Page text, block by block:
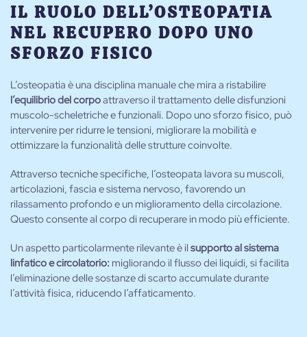
IL RUOLO DELL’OSTEOPATIA
NEL RECUPERO DOPO UNO
SFORZO FISICO
L’osteopatia è una disciplina manuale che mira a ristabilire
l’equilibrio del corpoattraverso il trattamento delle disfunzioni
muscolo-scheletriche e funzionali. Dopo uno sforzo fisico, può
intervenire per ridurre le tensioni, migliorare la mobilità e
ottimizzare la funzionalità delle strutture coinvolte.
Attraverso tecniche specifiche, l’osteopata lavora su muscoli,
articolazioni, fascia e sistema nervoso, favorendo un
rilassamento profondo e un miglioramento della circolazione.
Questo consente al corpo di recuperare in modo più efficiente.
Un aspetto particolarmente rilevante è il supporto al sistema
linfatico e circolatorio: migliorando il flusso dei liquidi, si facilita
l’eliminazione delle sostanze di scarto accumulate durante
l’attività fisica, riducendo l’affaticamento.